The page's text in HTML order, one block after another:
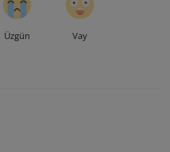
Üzgün Vay